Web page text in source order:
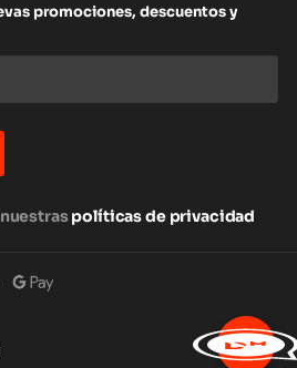
promociones, descuentos y
políticas de privacidad